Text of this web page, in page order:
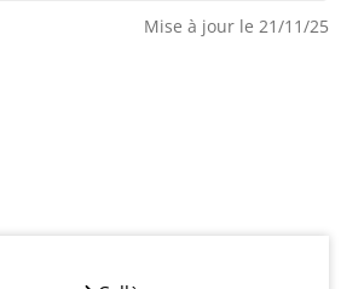
Mise à jour le 21/11/25